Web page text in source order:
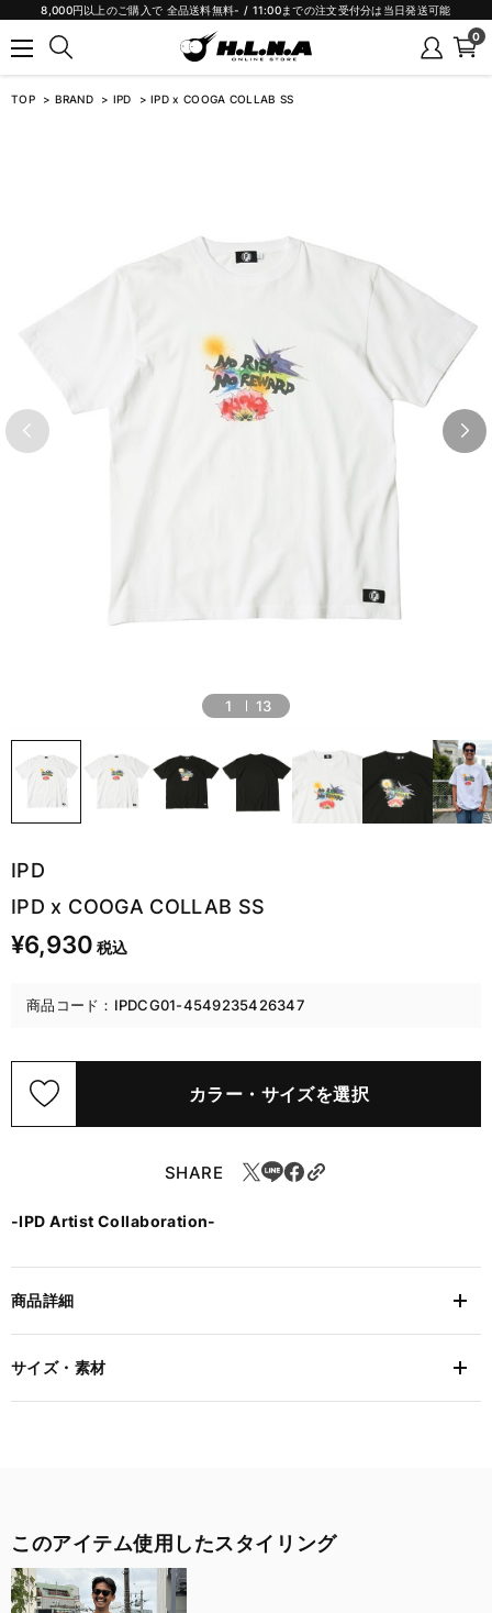
8,000円以上のご購入で 全品送料無料- / 11:00までの注文受付分は当日発送可能
0
TOP BRAND IPD IPD x COOGA COLLAB SS
1 13
IPD
IPD x COOGA COLLAB SS
¥6,930 税込
商品コード：IPDCG01-4549235426347
カラー・サイズを選択
SHARE
-IPD Artist Collaboration-
商品詳細
サイズ・素材
このアイテム使用したスタイリング